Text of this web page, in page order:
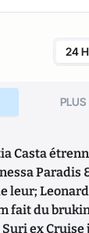
24
PLUS
Casta
Paradis
leur;
fait du
ex Cruise